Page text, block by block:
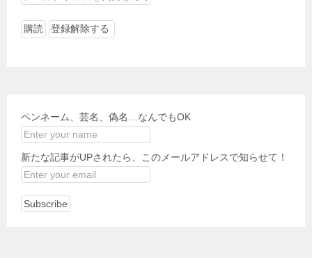
ペンネーム、芸名、偽名…なんでもOK
新たな記事がUPされたら、このメールアドレスで知らせて！